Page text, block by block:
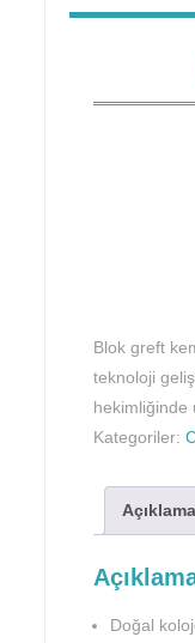
Blok greft
teknoloji
hekimliğinde
Kategoriler:
Açıklama
Doğal